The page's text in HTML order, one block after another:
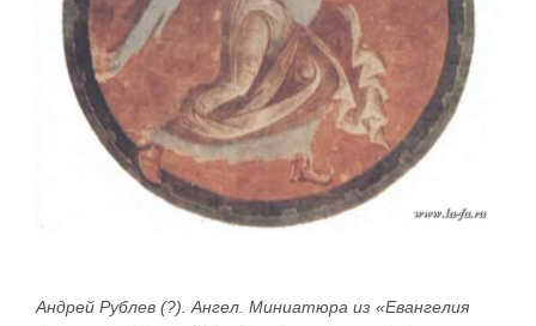
Андрей Рублев (?). Ангел. Миниатюра из «Евангелия